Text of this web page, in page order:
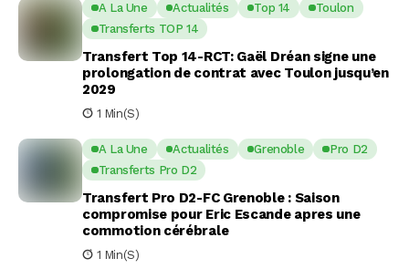
A La Une Actualités Top 14
Toulon
Transferts TOP 14
Transfert Top 14-RCT: Gaël Dréan signe une
prolongation de contrat avec Toulon jusqu’en
2029
1 Min(s)
A La Une Actualités Grenoble
Pro D2
Transferts Pro D2
Transfert Pro D2-FC Grenoble : Saison
compromise pour Eric Escande apres une
commotion cérébrale
1 Min(s)